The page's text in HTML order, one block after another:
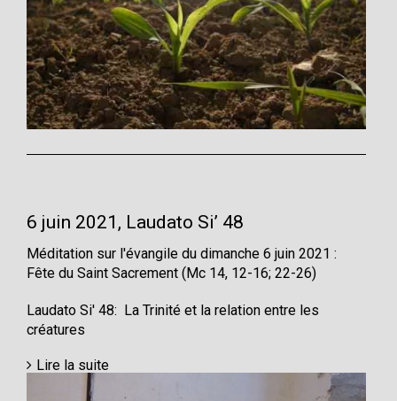
6 juin 2021, Laudato Si’ 48
Méditation sur l'évangile du dimanche 6 juin 2021 :
Fête du Saint Sacrement (Mc 14, 12-16; 22-26)
Laudato Si' 48: La Trinité et la relation entre les
créatures
Lire la suite